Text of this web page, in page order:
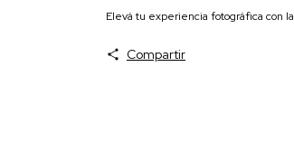
Elevá tu experiencia fotográfica con la
Compartir